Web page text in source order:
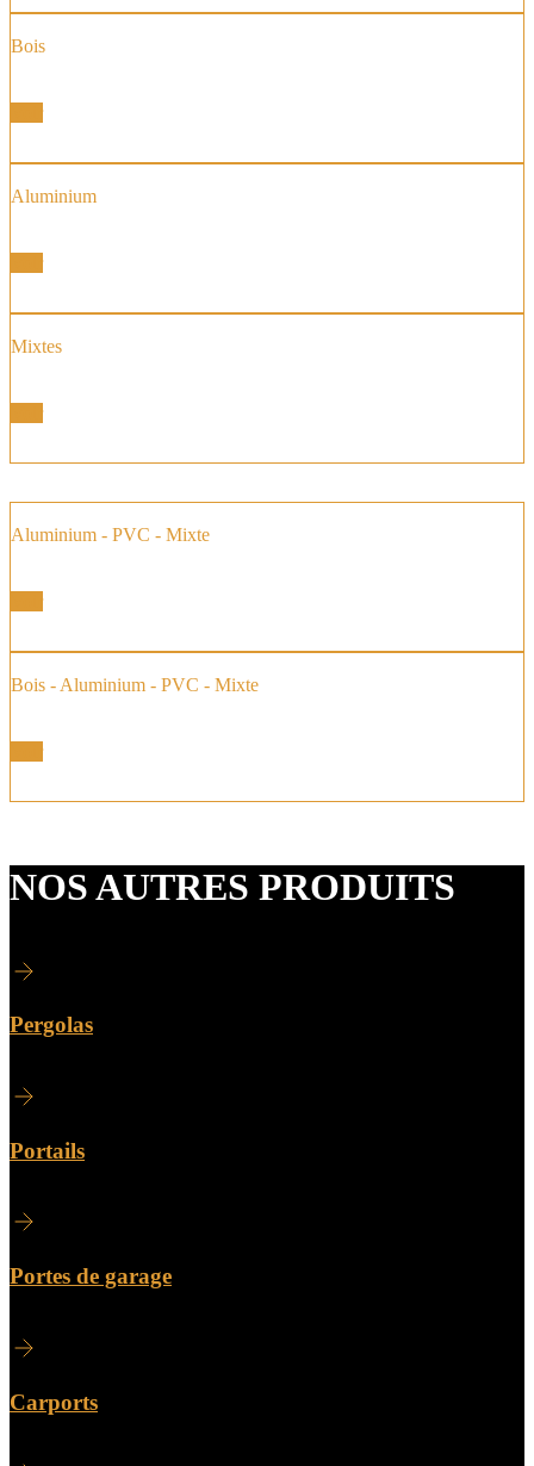
Bois
Aluminium
Mixtes
Aluminium - PVC - Mixte
Bois - Aluminium - PVC - Mixte
NOS AUTRES PRODUITS
Pergolas
Portails
Portes de garage
Carports